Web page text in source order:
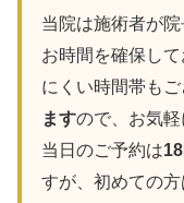
当院は施術者が
お時間を確保し
にくい時間帯もご
ますので、お気軽
当日のご予約は
すが、初めての